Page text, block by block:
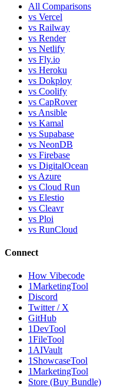
All Comparisons
vs Vercel
vs Railway
vs Render
vs Netlify
vs Fly.io
vs Heroku
vs Dokploy
vs Coolify
vs CapRover
vs Ansible
vs Kamal
vs Supabase
vs NeonDB
vs Firebase
vs DigitalOcean
vs Azure
vs Cloud Run
vs Elestio
vs Cleavr
vs Ploi
vs RunCloud
Connect
How Vibecode
1MarketingTool
Discord
Twitter / X
GitHub
1DevTool
1FileTool
1AIVault
1ShowcaseTool
1MarketingTool
Store (Buy Bundle)